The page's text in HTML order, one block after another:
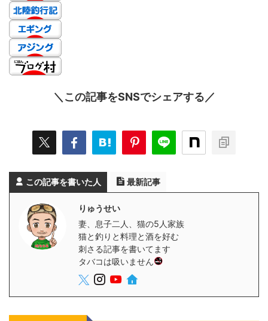
＼この記事をSNSでシェアする／
この記事を書いた人 最新記事
りゅうせい
妻、息子二人、猫の5人家族
猫と釣りと料理と酒を好む
刺さる記事を書いてます
タバコは吸いません